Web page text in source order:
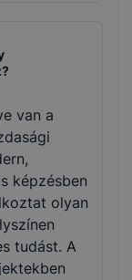
van a
képzésben
olyan
tudást. A